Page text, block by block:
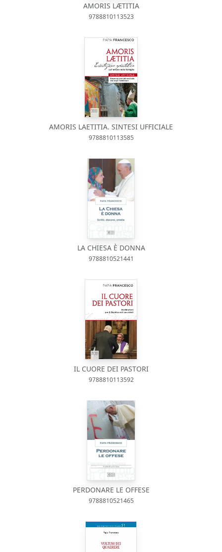
AMORIS LÆTITIA
9788810113523
AMORIS LAETITIA. SINTESI UFFICIALE
9788810113585
LA CHIESA È DONNA
9788810521441
IL CUORE DEI PASTORI
9788810113592
PERDONARE LE OFFESE
9788810521465